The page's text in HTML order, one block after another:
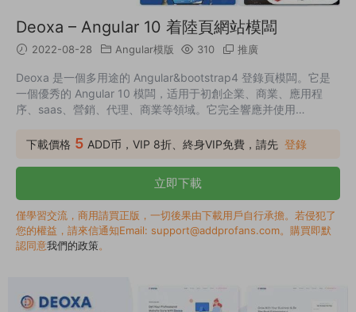
Deoxa – Angular 10 着陸頁網站模闆
2022-08-28 Angular模版 310 推廣
Deoxa 是一個多用途的 Angular&bootstrap4 登錄頁模闆。它是
一個優秀的 Angular 10 模闆，适用于初創企業、商業、應用程
序、saas、營銷、代理、商業等領域。它完全響應并使用
獨特的用戶體驗（UX），幹淨，現代和美麗的設計。您将很容易
下載價格 5 ADD币，VIP 8折、終身VIP免費，請先 登錄
立即下載
僅學習交流，商用請買正版，一切後果由下載用戶自行承擔。若侵犯了
您的權益，請來信通知Email: support@addprofans.com。購買即默
認同意我們的政策。